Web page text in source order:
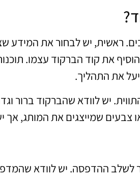
ראשית, יש לבחור את המידע
את קוד הברקוד עצמו.
את התהליך.
יש לוודא שהברקוד ברור
צבעים שמייצגים את המותג,
לשלב ההדפסה. יש לוודא